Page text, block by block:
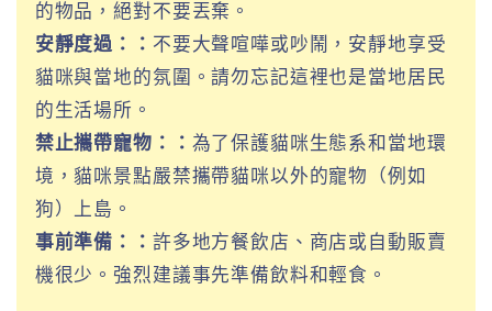
的物品，絕對不要丟棄。
安靜度過：： 不要大聲喧嘩或吵鬧，安靜地享受
貓咪與當地的氛圍。請勿忘記這裡也是當地居民
的生活場所。
禁止攜帶寵物：： 為了保護貓咪生態系和當地環
境，貓咪景點嚴禁攜帶貓咪以外的寵物（例如
狗）上島。
事前準備：： 許多地方餐飲店、商店或自動販賣
機很少。強烈建議事先準備飲料和輕食。